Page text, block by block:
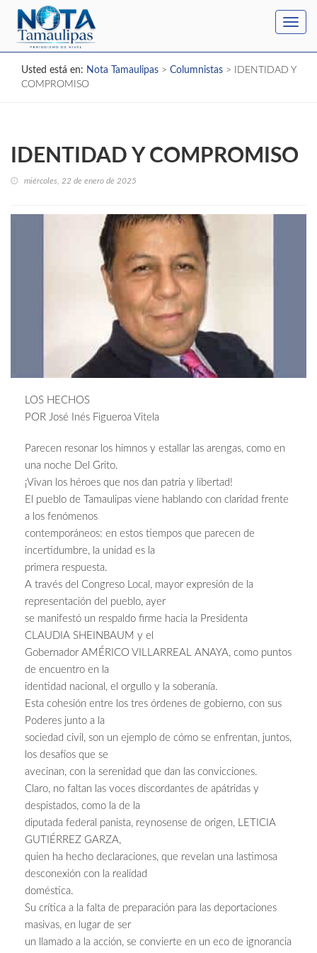
Usted está en: Nota Tamaulipas > Columnistas >
IDENTIDAD Y
COMPROMISO
IDENTIDAD Y COMPROMISO
miércoles, 22 de enero de 2025
LOS HECHOS
POR José Inés Figueroa Vitela
Parecen resonar los himnos y estallar las arengas, como en
una noche Del Grito.
¡Vivan los héroes que nos dan patria y libertad!
El pueblo de Tamaulipas viene hablando con claridad frente
a los fenómenos
contemporáneos: en estos tiempos que parecen de
incertidumbre, la unidad es la
primera respuesta.
A través del Congreso Local, mayor expresión de la
representación del pueblo, ayer
se manifestó un respaldo firme hacia la Presidenta
CLAUDIA SHEINBAUM y el
Gobernador AMÉRICO VILLARREAL ANAYA, como puntos
de encuentro en la
identidad nacional, el orgullo y la soberanía.
Esta cohesión entre los tres órdenes de gobierno, con sus
Poderes junto a la
sociedad civil, son un ejemplo de cómo se enfrentan, juntos,
los desafíos que se
avecinan, con la serenidad que dan las convicciones.
Claro, no faltan las voces discordantes de apátridas y
despistados, como la de la
diputada federal panista, reynosense de origen, LETICIA
GUTIÉRREZ GARZA,
quien ha hecho declaraciones, que revelan una lastimosa
desconexión con la realidad
doméstica.
Su crítica a la falta de preparación para las deportaciones
masivas, en lugar de ser
un llamado a la acción, se convierte en un eco de ignorancia